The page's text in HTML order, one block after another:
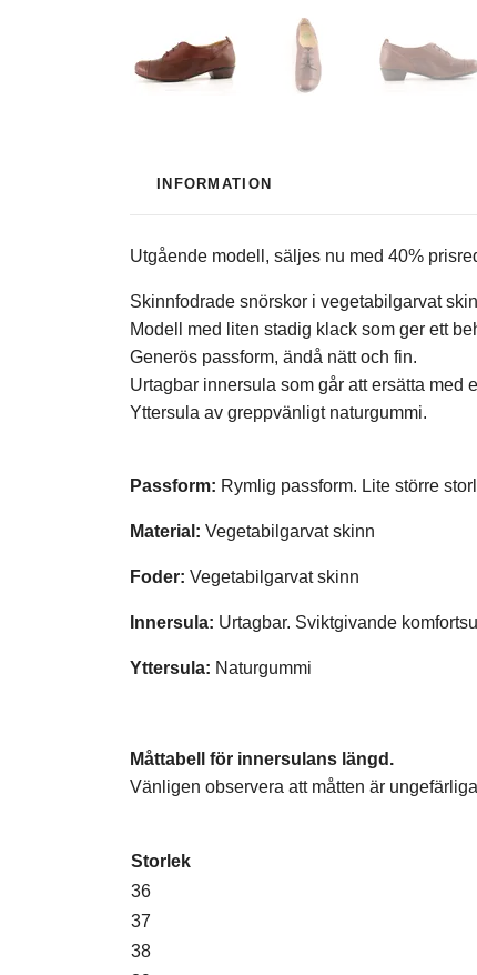
INFORMATION
Utgående modell, säljes nu med 40%
Skinnfodrade snörskor i vegetabilgarvat
Modell med liten stadig klack som ger ett
Generös passform, ändå nätt och fin.
Urtagbar innersula som går att ersätta med
Yttersula av greppvänligt naturgummi.
Passform: Rymlig passform. Lite större
Material: Vegetabilgarvat skinn
Foder: Vegetabilgarvat skinn
Innersula: Urtagbar. Sviktgivande
Yttersula: Naturgummi
Måttabell för innersulans längd.
Vänligen observera att måtten är
Storlek
36
37
38